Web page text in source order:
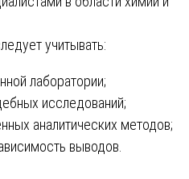
учитывать:
лаборатории;
исследований;
аналитических методов;
выводов.